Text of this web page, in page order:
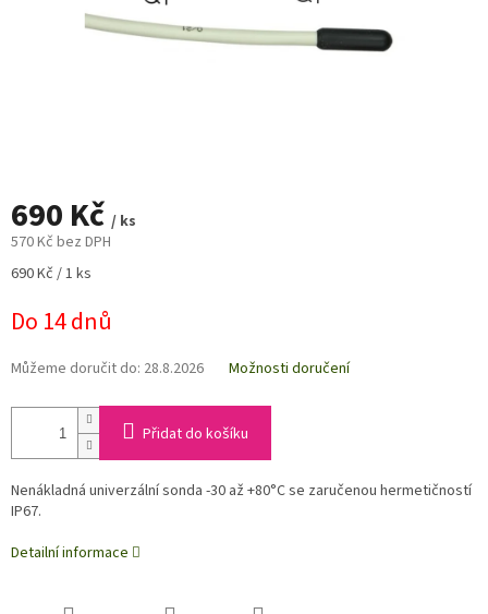
690 Kč / ks
570 Kč bez DPH
Měrná
690 Kč / 1 ks
Do 14 dnů
Můžeme doručit do: 28.8.2026 Možnosti doručení
Přidat do košíku
Nenákladná univerzální sonda -30 až +80°C se zaručenou hermetičností
IP67.
Detailní informace